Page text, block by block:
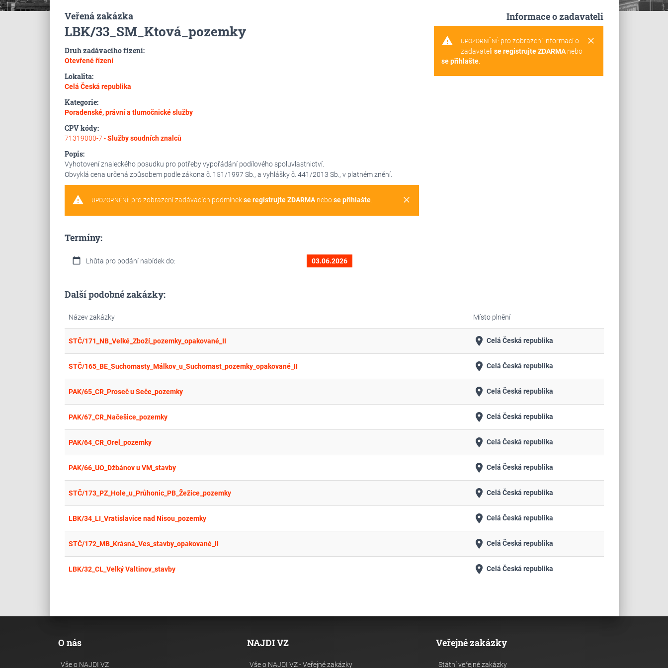
Veřená zakázka
LBK/33_SM_Ktová_pozemky
Druh zadávacího řízení:
Otevřené řízení
Lokalita:
Celá Česká republika
Kategorie:
Poradenské, právní a tlumočnické služby
CPV kódy:
71319000-7 -Služby soudních znalců
Popis:
Vyhotovení znaleckého posudku pro potřeby vypořádání podílového spoluvlastnictví.
Obvyklá cena určená způsobem podle zákona č. 151/1997 Sb., a vyhlášky č. 441/2013 Sb., v platném znění.
warning clear
UPOZORNĚNÍ: pro zobrazení zadávacích podmínekse registrujte ZDARMAnebose přihlašte.
Termíny:
calendar_today Lhůta pro podání nabídek do: 03.06.2026
Informace o zadavateli
warning clear
UPOZORNĚNÍ: pro zobrazení informací o
zadavateli se registrujte ZDARMAnebo
se přihlašte.
Další podobné zakázky:
Název zakázky Místo plnění
STČ/171_NB_Velké_Zboží_pozemky_opakované_II place Celá Česká republika
STČ/165_BE_Suchomasty_Málkov_u_Suchomast_pozemky_opakované_II place Celá Česká republika
PAK/65_CR_Proseč u Seče_pozemky place Celá Česká republika
PAK/67_CR_Načešice_pozemky place Celá Česká republika
PAK/64_CR_Orel_pozemky place Celá Česká republika
PAK/66_UO_Džbánov u VM_stavby place Celá Česká republika
STČ/173_PZ_Hole_u_Průhonic_PB_Žežice_pozemky place Celá Česká republika
LBK/34_LI_Vratislavice nad Nisou_pozemky place Celá Česká republika
STČ/172_MB_Krásná_Ves_stavby_opakované_II place Celá Česká republika
LBK/32_CL_Velký Valtinov_stavby place Celá Česká republika
O nás
Vše o NAJDI VZ
NAJDI VZ
Vše o NAJDI VZ - Veřejné zakázky
Veřejné zakázky
Státní veřejné zakázky